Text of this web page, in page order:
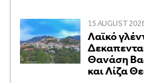
15 AUGUST
Λαϊκό
Θανάση
και Λίζα